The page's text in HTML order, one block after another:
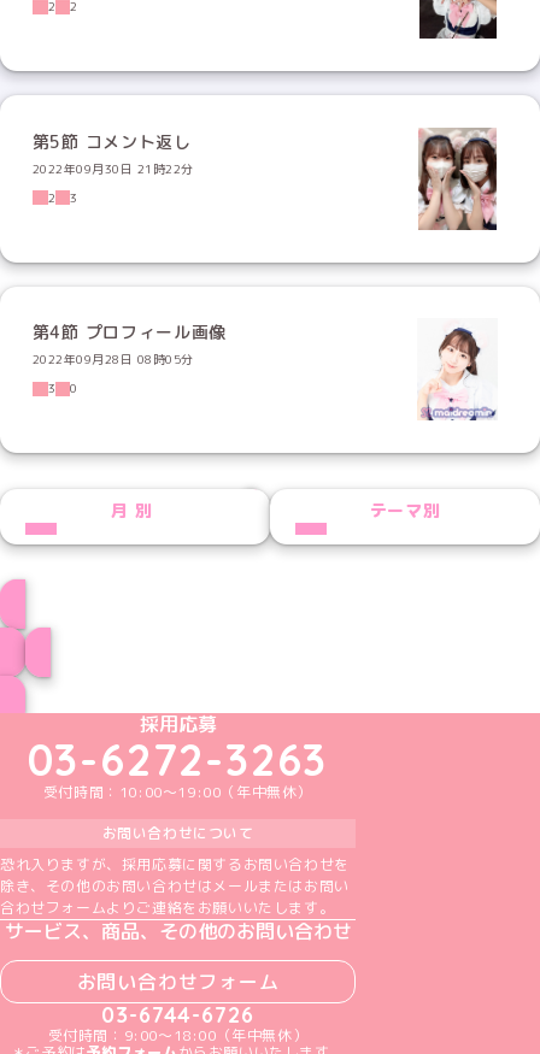
2
2
第5節 コメント返し
2022年09月30日 21時22分
2
3
第4節 プロフィール画像
2022年09月28日 08時05分
3
0
NEXT
月別 テーマ別
めいどりーみんTikTok公式アカウント
めいどりーみんX公式アカウント
めいどりーみんInstagram公式アカウント
めいどりーみんFacebook公式アカウン
めいどりーみんYouTube公式アカ
採用応募
03-6272-3263
受付時間：10:00～19:00（年中無休）
お問い合わせについて
恐れ入りますが、採用応募に関するお問い合わせを
除き、その他のお問い合わせはメールまたはお問い
合わせフォームよりご連絡をお願いいたします。
サービス、商品、その他のお問い合わせ
お問い合わせフォーム
03-6744-6726
受付時間：9:00～18:00（年中無休）